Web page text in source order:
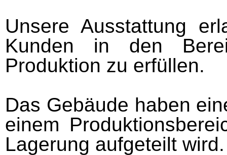
Unsere Ausstattung
Kunden in den
Produktion zu erfüllen.
Das Gebäude haben
einem
Lagerung aufgeteilt wird.